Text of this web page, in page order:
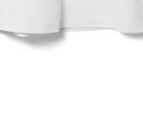
увеличить